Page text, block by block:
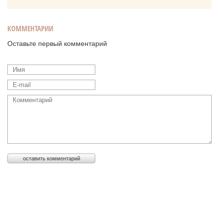
КОММЕНТАРИИ
Оставьте первый комментарий